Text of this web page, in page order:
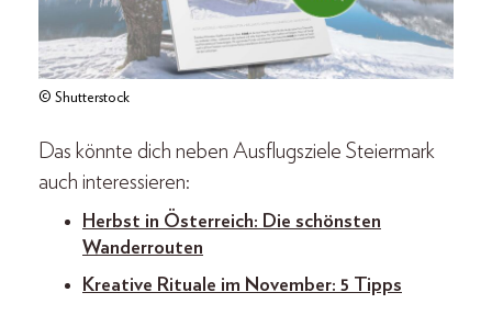
© Shutterstock
Das könnte dich neben Ausflugsziele Steiermark
auch interessieren:
Herbst in Österreich: Die schönsten
Wanderrouten
Kreative Rituale im November: 5 Tipps